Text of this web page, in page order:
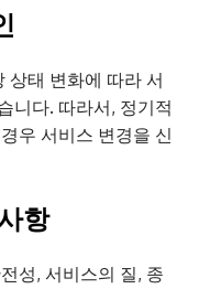
상태 변화에 따라 서
니다. 따라서, 정기적
우 서비스 변경을 신
항
성, 서비스의 질, 종